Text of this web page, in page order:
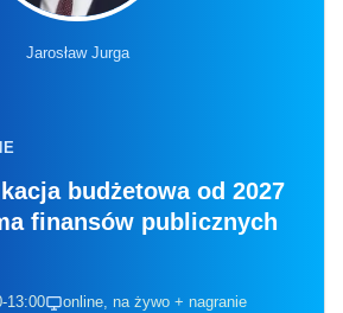
Jarosław Jurga
budżetowa od 2027
finansów publicznych
13:00 online, na żywo + nagranie